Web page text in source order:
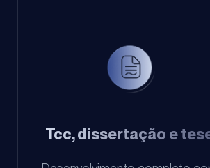
Tcc, dissertação e